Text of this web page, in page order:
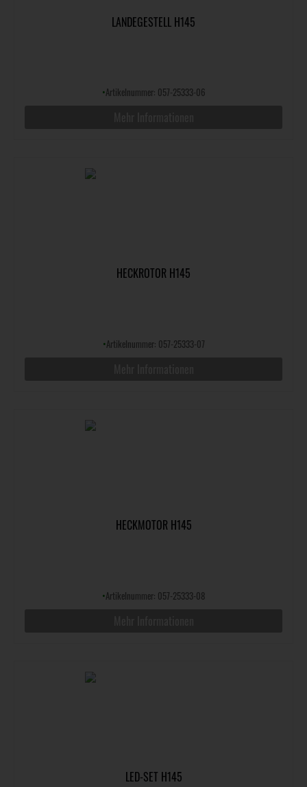
LANDEGESTELL H145
•Artikelnummer: 057-25333-06
HECKROTOR H145
•Artikelnummer: 057-25333-07
HECKMOTOR H145
•Artikelnummer: 057-25333-08
LED-SET H145